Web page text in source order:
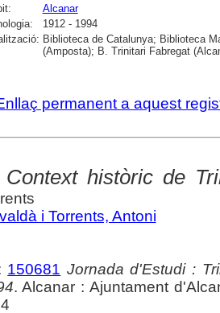
Alcanar
1912 - 1994
Biblioteca de Catalunya; Biblioteca
(Amposta); B. Trinitari Fabregat
permanent a aquest
històric de
i Torrents, Antoni
150681 Jornada d'Estudi :
. Alcanar : Ajuntament